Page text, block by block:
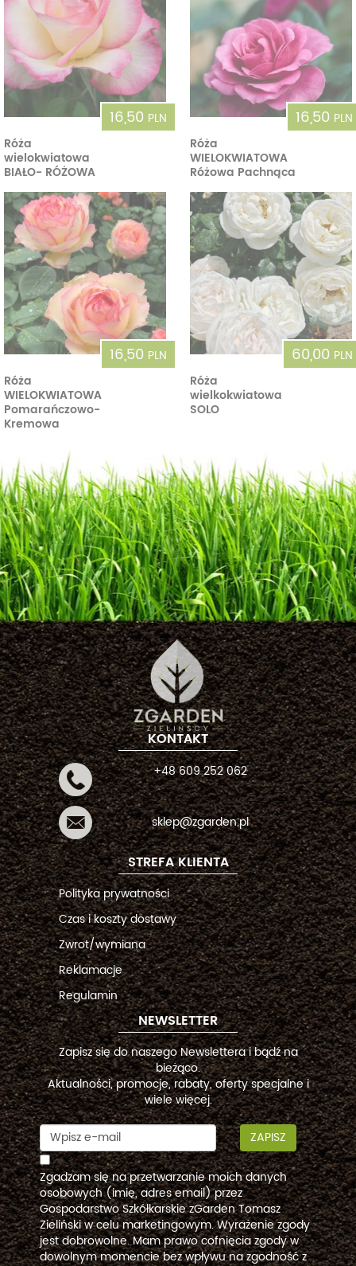
16,50 PLN
Róża
wielokwiatowa
BIAŁO- RÓŻOWA
16,50 PLN
Róża
WIELOKWIATOWA
Różowa Pachnąca
16,50 PLN
Róża
WIELOKWIATOWA
Pomarańczowo-
Kremowa
60,00 PLN
Róża
wielkokwiatowa
SOLO
KONTAKT
+48 609 252 062
sklep@zgarden.pl
STREFA KLIENTA
Polityka prywatności
Czas i koszty dostawy
Zwrot/wymiana
Reklamacje
Regulamin
NEWSLETTER
Zapisz się do naszego Newslettera i bądź na
bieżąco.
Aktualności, promocje, rabaty, oferty specjalne i
wiele więcej.
ZAPISZ
Zgadzam się na przetwarzanie moich danych
osobowych (imię, adres email) przez
Gospodarstwo Szkółkarskie zGarden Tomasz
Zieliński w celu marketingowym. Wyrażenie zgody
jest dobrowolne. Mam prawo cofnięcia zgody w
dowolnym momencie bez wpływu na zgodność z